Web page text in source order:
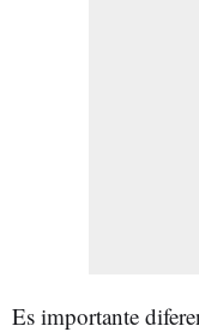
Es importante